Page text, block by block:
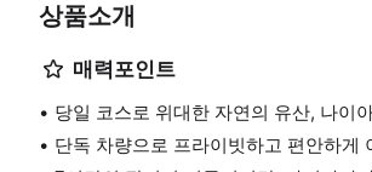
상품소개
매력포인트
당일 코스로 위대한 자연의 유산, 나이
단독 차량으로 프라이빗하고 편안하게